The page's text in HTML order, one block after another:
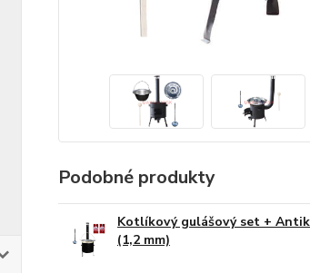
Podobné produkty
Kotlíkový gulášový set +
(1,2 mm)